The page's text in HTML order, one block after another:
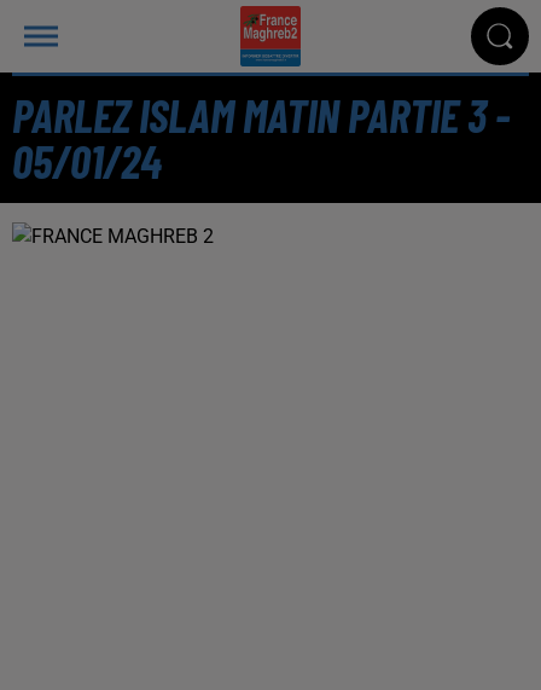
PARLEZ ISLAM MATIN PARTIE 3 -
05/01/24